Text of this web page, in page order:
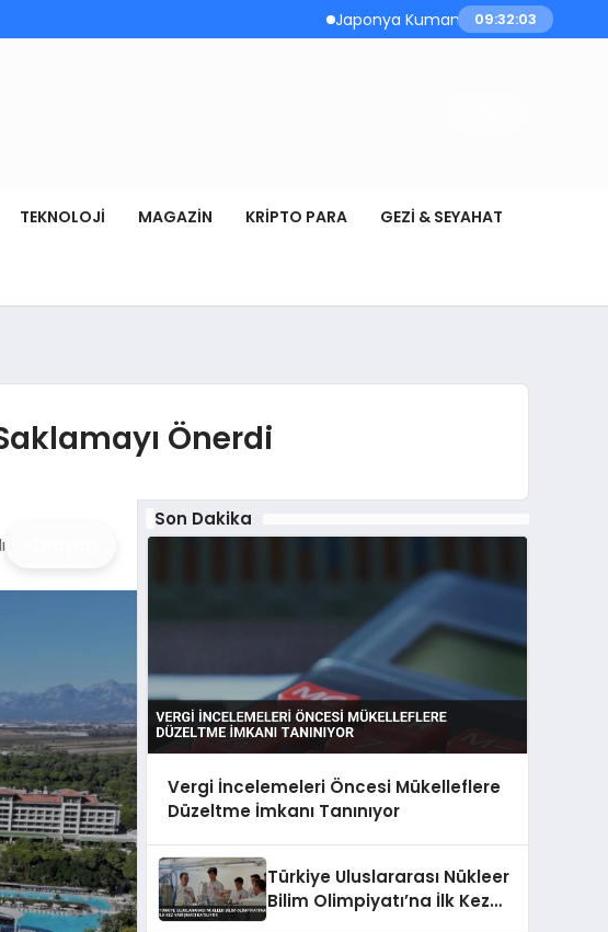
Japonya Kumamoto’da Deprem Anında
09:32:04
TEKNOLOJI MAGAZIN KRIPTO PARA GEZI & SEYAHAT
Önerdi
Son Dakika
Vergi İncelemeleri Öncesi Mükelleflere
Düzeltme İmkanı Tanınıyor
Türkiye Uluslararası Nükleer
Bilim Olimpiyatı’na İlk Kez